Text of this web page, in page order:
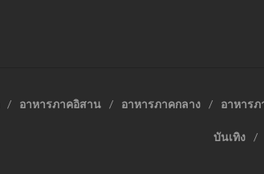
อาหารภาคอิสาน อาหารภาคกลาง อาหาร
บันเทิง